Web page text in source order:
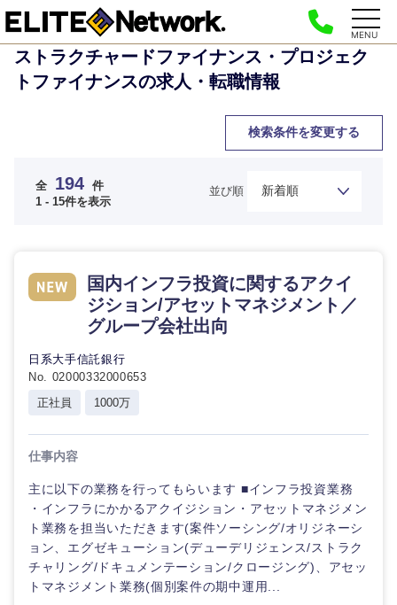
MENU
ストラクチャードファイナンス・プロジェク
トファイナンスの求人・転職情報
検索条件を変更する
全 194 件
1 - 15件を表示
並び順
国内インフラ投資に関するアクイ
ジション/アセットマネジメント／
グループ会社出向
日系大手信託銀行
No. 02000332000653
正社員
1000万
仕事内容
主に以下の業務を行ってもらいます ■インフラ投資業務
・インフラにかかるアクイジション・アセットマネジメン
ト業務を担当いただきます(案件ソーシング/オリジネーシ
ョン、エグゼキューション(デューデリジェンス/ストラク
チャリング/ドキュメンテーション/クロージング)、アセッ
トマネジメント業務(個別案件の期中運用...